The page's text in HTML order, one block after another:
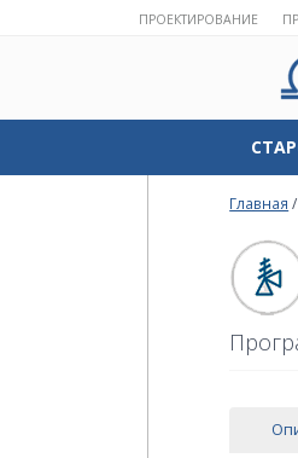
ПРОЕКТИРОВАНИЕ
Главная /